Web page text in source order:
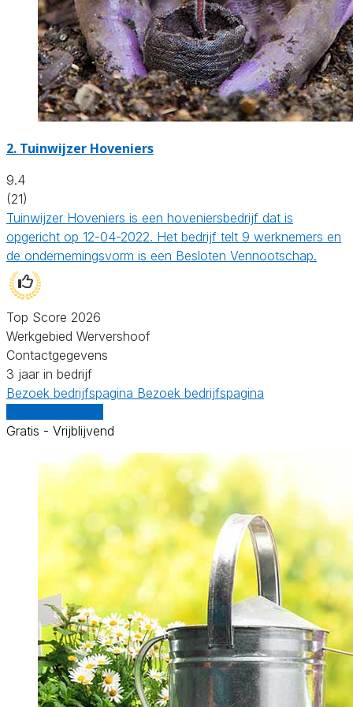
2. Tuinwijzer Hoveniers
9.4
(21)
Tuinwijzer Hoveniers is een hoveniersbedrijf dat is
opgericht op 12-04-2022. Het bedrijf telt 9 werknemers en
de ondernemingsvorm is een Besloten Vennootschap.
Top Score 2026
Werkgebied Wervershoof
Contactgegevens
3 jaar in bedrijf
Bezoek bedrijfspagina Bezoek bedrijfspagina
Gratis - Vrijblijvend